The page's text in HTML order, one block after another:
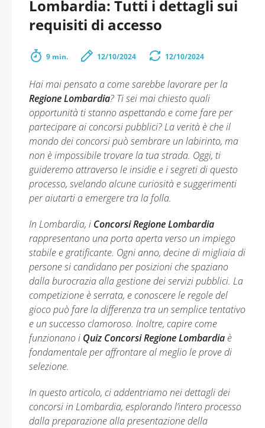
Lombardia: Tutti i dettagli sui
requisiti di accesso
9 min. 12/10/2024 12/10/2024
Hai mai pensato a come sarebbe lavorare per la
Regione Lombardia? Ti sei mai chiesto quali
opportunità ti stanno aspettando e come fare per
partecipare ai concorsi pubblici? La verità è che il
mondo dei concorsi può sembrare un labirinto, ma
non è impossibile trovare la tua strada. Oggi, ti
guideremo attraverso le insidie e i segreti di questo
processo, svelando alcune curiosità e suggerimenti
per aiutarti a emergere tra la folla.
In Lombardia, i Concorsi Regione Lombardia
rappresentano una porta aperta verso un impiego
stabile e gratificante. Ogni anno, decine di migliaia di
persone si candidano per posizioni che spaziano
dalla burocrazia alla gestione dei servizi pubblici. La
competizione è serrata, e conoscere le regole del
gioco può fare la differenza tra un semplice tentativo
e un successo clamoroso. Inoltre, capire come
funzionano i Quiz Concorsi Regione Lombardia è
fondamentale per affrontare al meglio le prove di
selezione.
In questo articolo, ci addentriamo nei dettagli dei
concorsi in Lombardia, esplorando l’intero processo
dalla preparazione alla presentazione della